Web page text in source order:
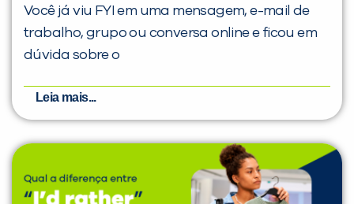
Você já viu FYI em uma mensagem, e-mail de
trabalho, grupo ou conversa online e ficou em
dúvida sobre o
Leia mais...